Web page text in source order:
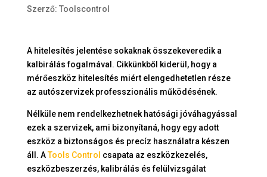
Szerző: Toolscontrol
A hitelesítés jelentése sokaknak összekeveredik a
kalbirálás fogalmával. Cikkünkből kiderül, hogy a
mérőeszköz hitelesítés miért elengedhetetlen része
az autószervizek professzionális működésének.
Nélküle nem rendelkezhetnek hatósági jóváhagyással
ezek a szervizek, ami bizonyítaná, hogy egy adott
eszköz a biztonságos és precíz használatra készen
áll. ATools Control csapata az eszközkezelés,
eszközbeszerzés, kalibrálás és felülvizsgálat